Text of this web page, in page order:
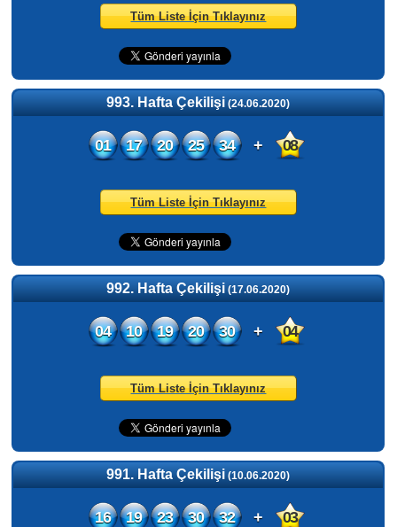
Tüm Liste İçin Tıklayınız
993. Hafta Çekilişi(24.06.2020)
01 17 20 25 34 + 08
Tüm Liste İçin Tıklayınız
992. Hafta Çekilişi(17.06.2020)
04 10 19 20 30 + 04
Tüm Liste İçin Tıklayınız
991. Hafta Çekilişi(10.06.2020)
16 19 23 30 32 + 03